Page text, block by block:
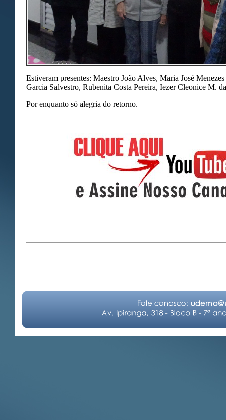
Estiveram presentes: Maestro João Alves, Maria José
Garcia Salvestro, Rubenita Costa Pereira, Iezer Cleonice M.
Por enquanto só alegria do retorno.